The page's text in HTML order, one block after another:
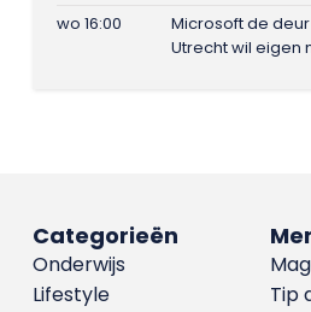
wo 16:00
Microsoft de
Utrecht wil eigen
Tip
Categorieën
Onderwijs
Lifestyle